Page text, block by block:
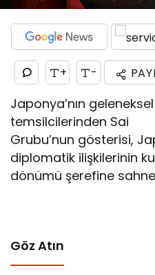
+ -
Japonya’nın
temsilcilerinden Sai
Grubu’nun gösterisi,
diplomatik ilişkilerinin
dönümü şerefine
Göz Atın